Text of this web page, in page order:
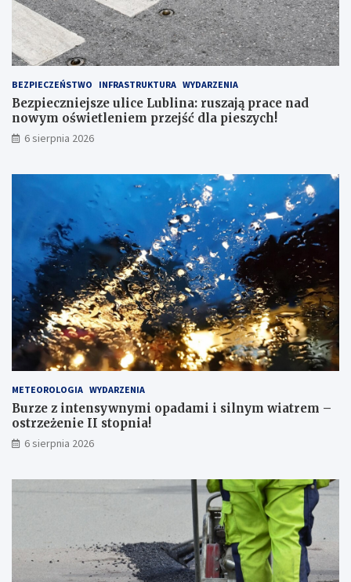
r
ę
p
r
c
e
n
a
d
n
o
t
e
n
e
m
r
z
e
j
d
e
BEZPIECZEŃSTWO INFRASTRUKTURA WYDARZENIA
Bezpieczniejsze ulice Lublina: ruszają prace nad
nowym oświetleniem przejść dla pieszych!
6 sierpnia 2026
METEOROLOGIA WYDARZENIA
Burze z intensywnymi opadami i silnym wiatrem –
ostrzeżenie II stopnia!
6 sierpnia 2026